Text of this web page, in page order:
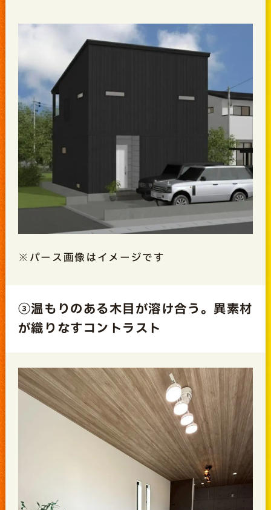
※パース画像はイメージです
③温もりのある木目が溶け合う。異素材
が織りなすコントラスト